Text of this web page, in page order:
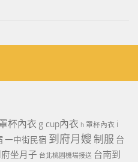
杯內衣 g cup內衣 h 罩杯內衣 i
一中街民宿 到府月嫂 制服 台
坐月子 台北桃園機場接送 台南到